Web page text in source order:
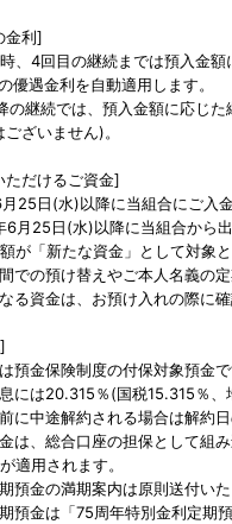
金利]
、4回目の継続までは預入金
優遇金利を自動適用します。
の継続では、預入金額に応じ
ざいません)。
ただけるご資金]
25日(水)以降に当組合にご入
月25日(水)以降に当組合から
が「新たな資金」として対象と
での預け替えやご本人名義の
る資金は、お預け入れの際に確
預金保険制度の付保対象預金で
には20.315％(国税15.315％、
に中途解約される場合は解約日
は、総合口座の担保として組
適用されます。
預金の満期案内は原則送付い
預金は「75周年特別金利定期